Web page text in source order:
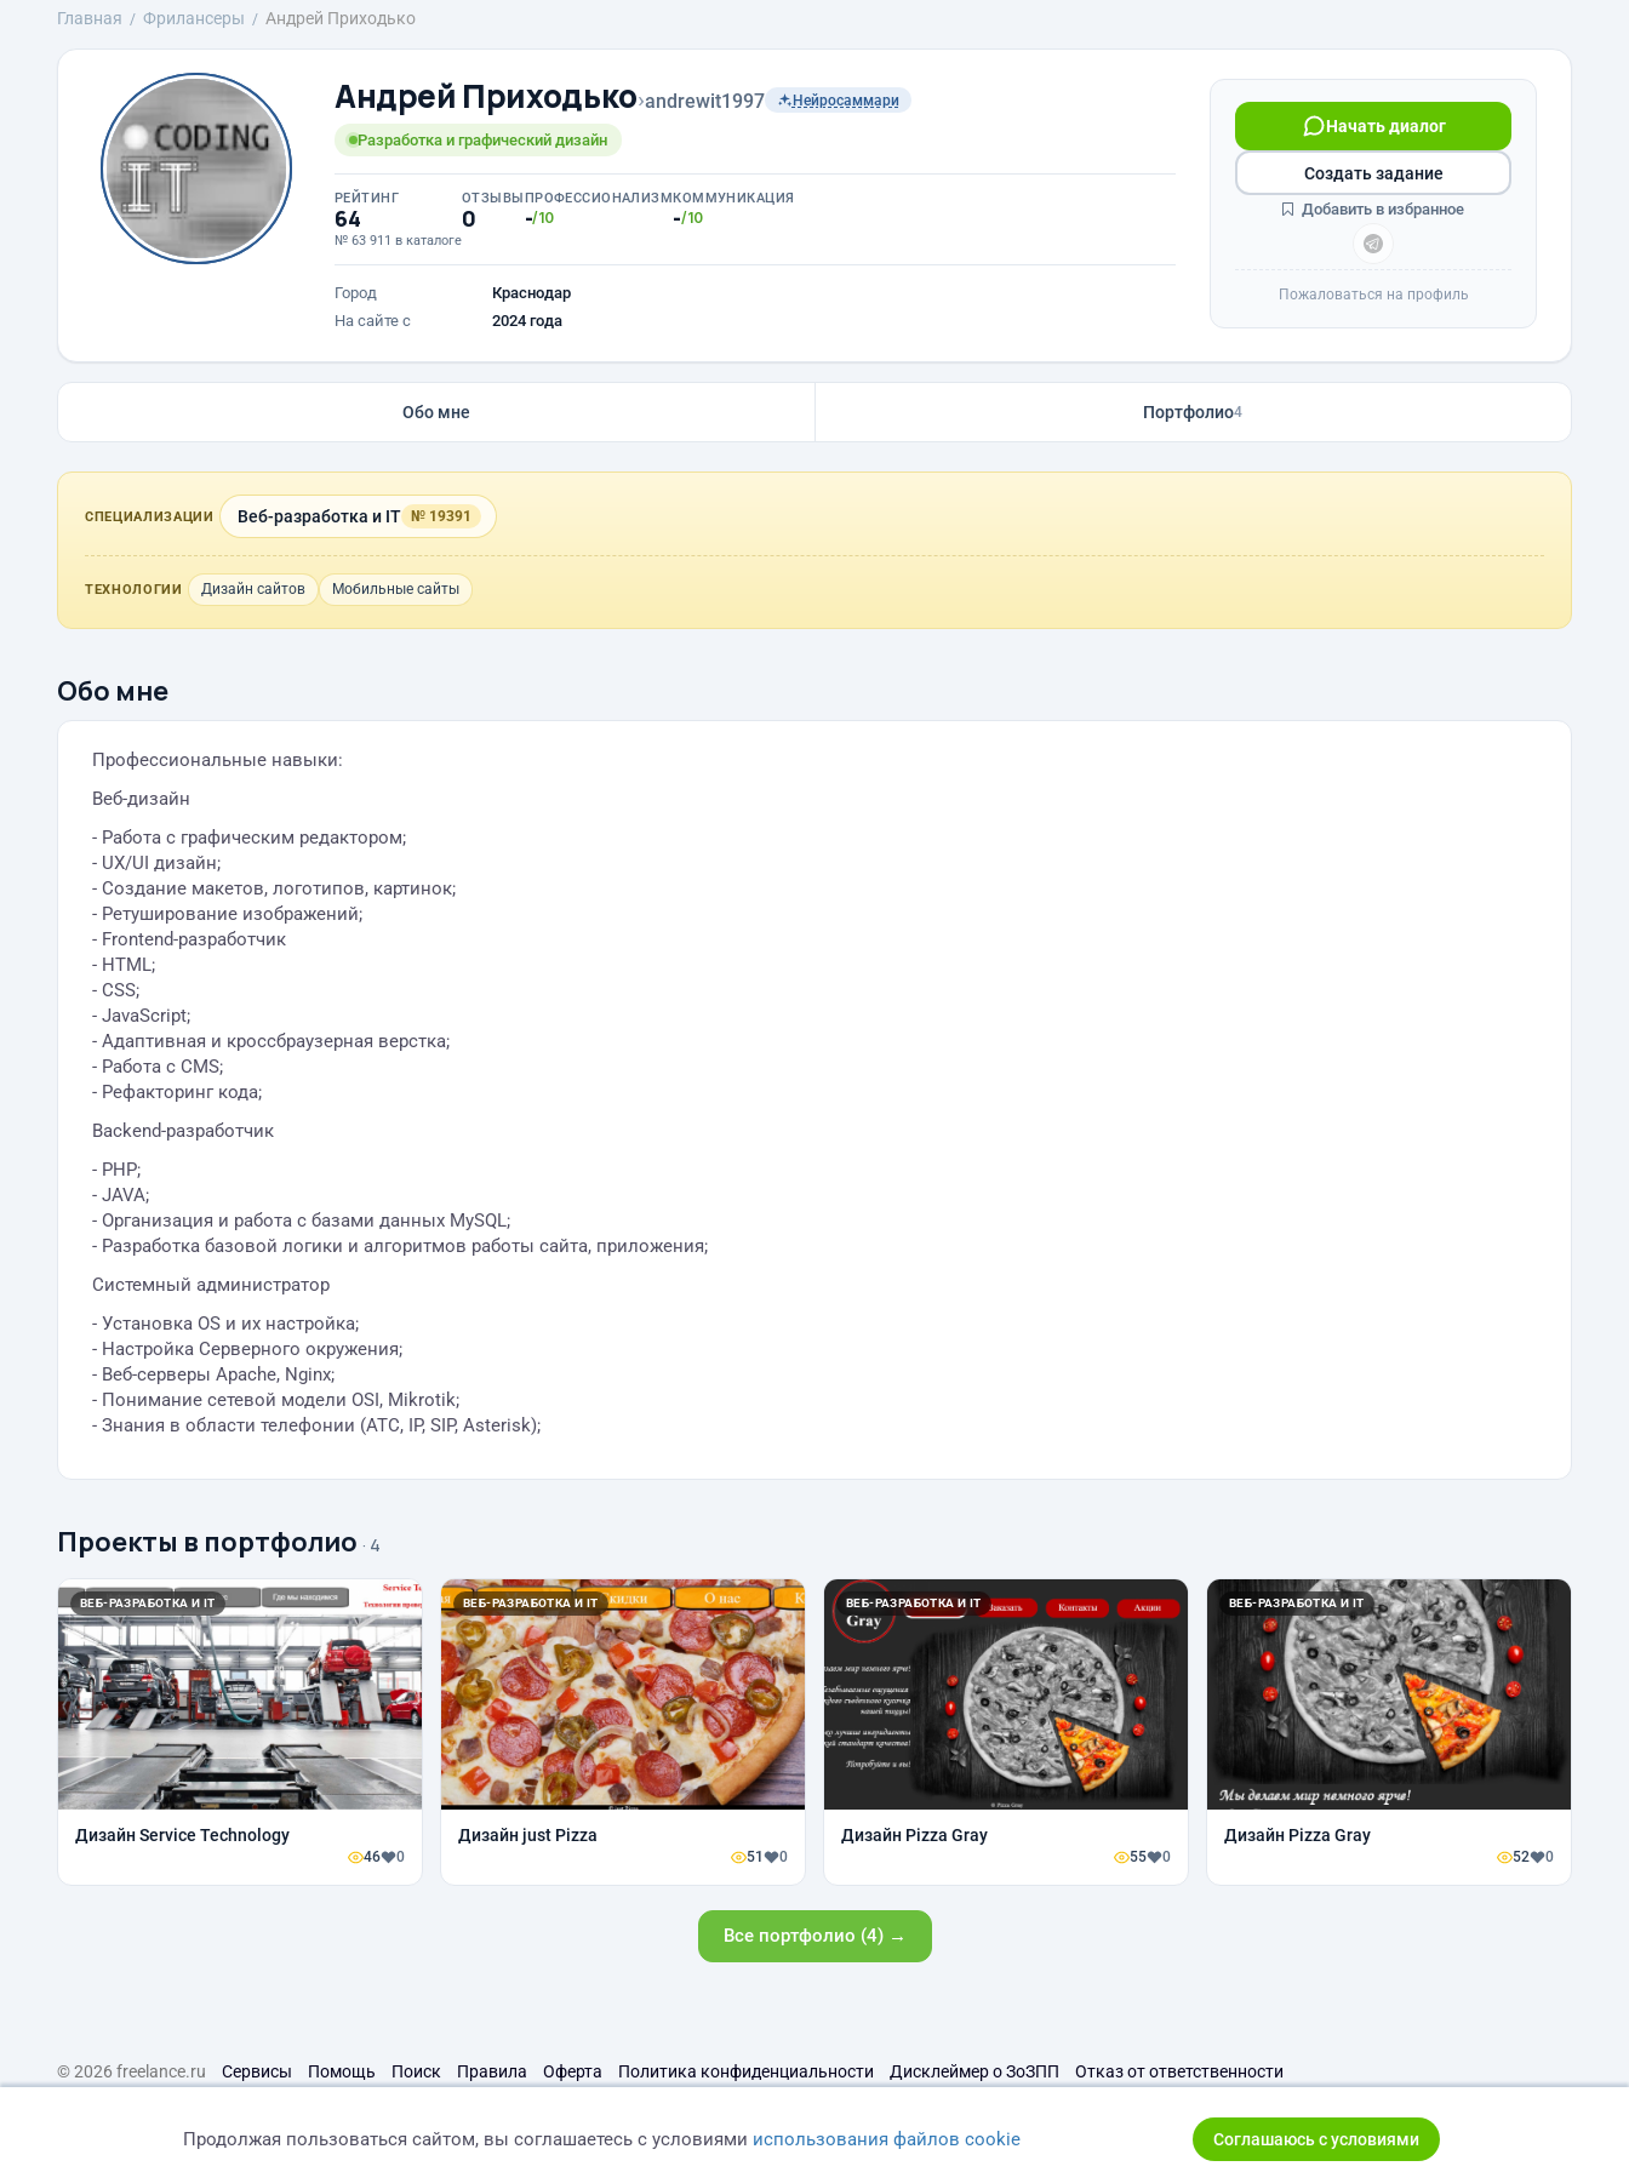
Главная Фрилансеры Андрей Приходько
Андрей Приходько›andrewit1997 Нейросаммари
Разработка и графический дизайн
РЕЙТИНГ
64
№ 63 911 в каталоге
ОТЗЫВЫ
0
ПРОФЕССИОНАЛИЗМ
-/10
КОММУНИКАЦИЯ
-/10
Город
Краснодар
На сайте с
2024 года
Начать диалог
Создать задание
Добавить в избранное
Пожаловаться на профиль
Обо мне Портфолио4
СПЕЦИАЛИЗАЦИИ Веб-разработка и IT № 19391
ТЕХНОЛОГИИ Дизайн сайтов Мобильные сайты
Обо мне
Профессиональные навыки:
Веб-дизайн
- Работа с графическим редактором;
- UX/UI дизайн;
- Создание макетов, логотипов, картинок;
- Ретуширование изображений;
- Frontend-разработчик
- HTML;
- CSS;
- JavaScript;
- Адаптивная и кроссбраузерная верстка;
- Работа с CMS;
- Рефакторинг кода;
Backend-разработчик
- PHP;
- JAVA;
- Организация и работа с базами данных MySQL;
- Разработка базовой логики и алгоритмов работы сайта, приложения;
Системный администратор
- Установка OS и их настройка;
- Настройка Серверного окружения;
- Веб-серверы Apache, Nginx;
- Понимание сетевой модели OSI, Mikrotik;
- Знания в области телефонии (АТС, IP, SIP, Asterisk);
Проекты в портфолио · 4
ВЕБ-РАЗРАБОТКА И IT
Дизайн Service Technology
46 0
ВЕБ-РАЗРАБОТКА И IT
Дизайн just Pizza
51 0
ВЕБ-РАЗРАБОТКА И IT
Дизайн Pizza Gray
55 0
ВЕБ-РАЗРАБОТКА И IT
Дизайн Pizza Gray
52 0
Все портфолио (4) →
© 2026 freelance.ru Сервисы Помощь Поиск Правила Оферта Политика конфиденциальности Дисклеймер о ЗоЗПП Отказ от ответственности
Продолжая пользоваться сайтом, вы соглашаетесь с условиями использования файлов cookie Соглашаюсь с условиями